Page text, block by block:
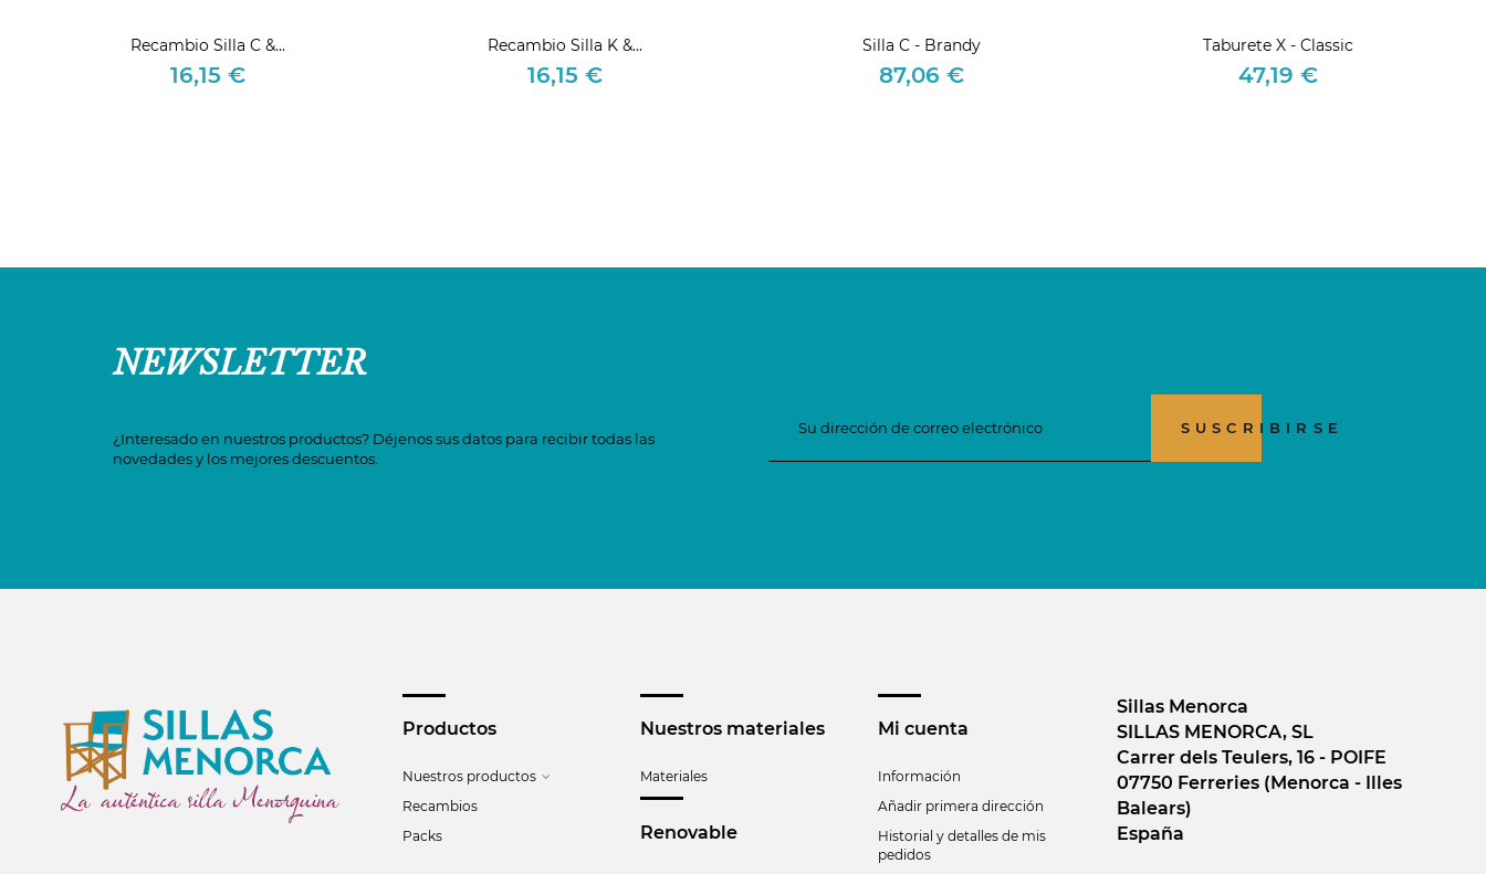
Recambio Silla C &...
Precio
16,15 €
Recambio Silla K &...
Precio
16,15 €
Silla C - Brandy
Precio
87,06 €
Taburete X - Classic
Precio
47,19 €
NEWSLETTER
¿Interesado en nuestros productos? Déjenos sus datos para recibir todas las
novedades y los mejores descuentos.
SUSCRIBIRSE
Productos
Nuestros productos
Recambios
Packs
Nuestros materiales
Materiales
Renovable
Mi cuenta
Información
Añadir primera dirección
Historial y detalles de mis
pedidos
Sillas Menorca
SILLAS MENORCA, SL
Carrer dels Teulers, 16 - POIFE
07750 Ferreries (Menorca - Illes
Balears)
España